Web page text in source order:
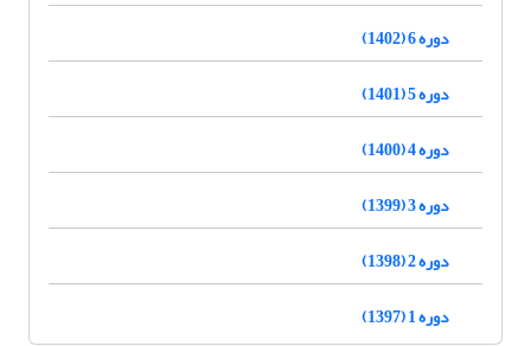
دوره 6 (1402)
دوره 5 (1401)
دوره 4 (1400)
دوره 3 (1399)
دوره 2 (1398)
دوره 1 (1397)